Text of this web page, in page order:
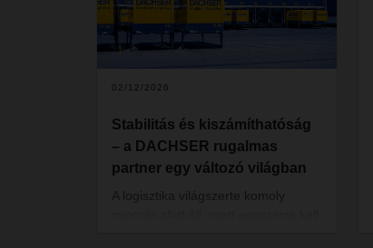
02/12/2026
Stabilitás és kiszámíthatóság
– a DACHSER rugalmas
partner egy változó világban
A logisztika világszerte komoly